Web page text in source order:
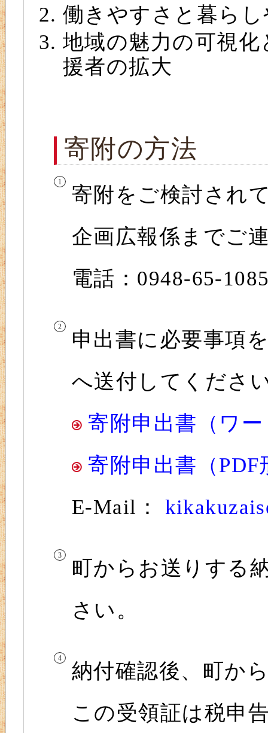
働きやすさと暮ら
地域の魅力の可視
援者の拡大
寄附の方法
寄附をご検討され
企画広報係までご
電話：0948-65-
申出書に必要事項
へ送付してくださ
寄附申出書（ワー
寄附申出書（PDF
E-Mail：
町からお送りする
さい。
納付確認後、町か
この受領証は税申